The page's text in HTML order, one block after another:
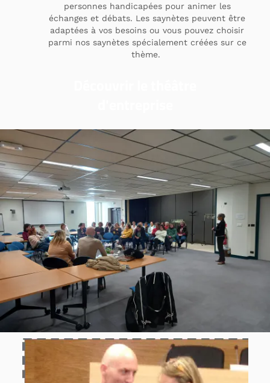
personnes handicapées pour animer les
échanges et débats. Les saynètes peuvent être
adaptées à vos besoins ou vous pouvez choisir
parmi nos saynètes spécialement créées sur ce
thème.